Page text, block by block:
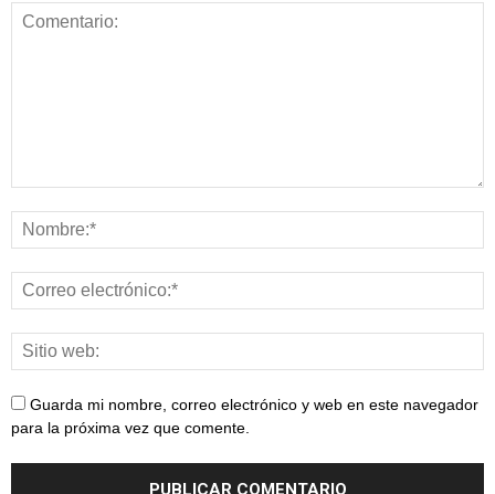
Guarda mi nombre, correo electrónico y web en este navegador
para la próxima vez que comente.